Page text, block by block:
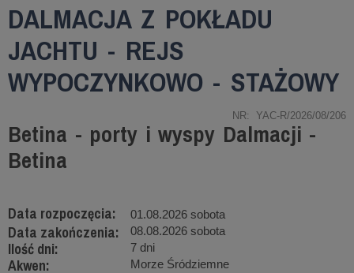
DALMACJA Z POKŁADU
JACHTU - REJS
WYPOCZYNKOWO - STAŻOWY
NR: YAC-R/2026/08/206
Betina - porty i wyspy Dalmacji -
Betina
Data rozpoczęcia: 01.08.2026 sobota
Data zakończenia: 08.08.2026 sobota
Ilość dni: 7 dni
Akwen: Morze Śródziemne